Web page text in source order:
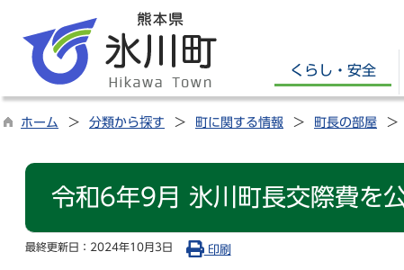
くらし・安全
ホーム 分類から探す 町に関する情報 町長の部屋
令和6年9月 氷川町長交際費を公
最終更新日： 2024年10月3日 印刷